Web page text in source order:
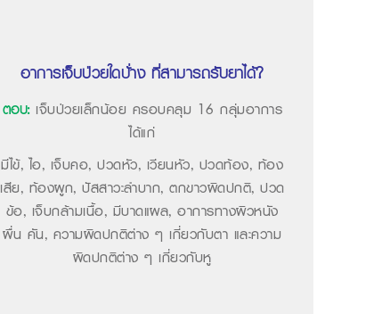
อาการเจ็บป่วยใดบ้่าง ที่สามารถรับยาได้?
ตอบ:เจ็บป่วยเล็กน้อย ครอบคลุม 16 กลุ่มอาการ
ได้แก่
มีไข้,ไอ, เจ็บคอ,ปวดหัว, เวียนหัว, ปวดท้อง, ท้อง
เสีย, ท้องผูก, ปัสสาวะลำบาก, ตกขาวผิดปกติ, ปวด
ข้อ, เจ็บกล้ามเนื้อ, มีบาดแผล,อาการทางผิวหนัง
ผื่น คัน, ความผิดปกติต่าง ๆ เกี่ยวกับตา และความ
ผิดปกติต่าง ๆ เกี่ยวกับหู